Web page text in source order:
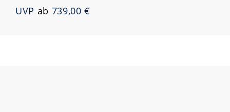
UVP ab 739,00 €